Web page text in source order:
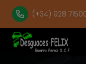
(+34) 928